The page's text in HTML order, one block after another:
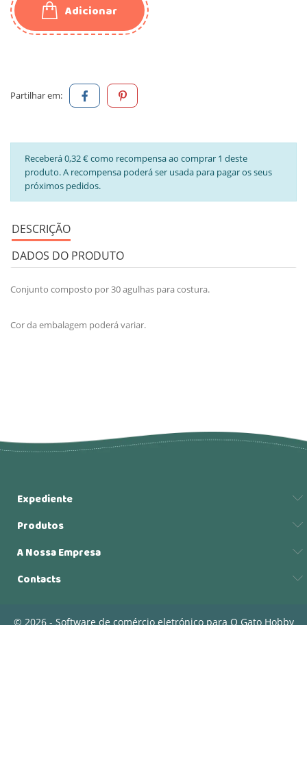
Adicionar
Partilhar em:
Receberá 0,32 € como recompensa ao comprar 1 deste
produto. A recompensa poderá ser usada para pagar os seus
próximos pedidos.
DESCRIÇÃO
DADOS DO PRODUTO
Conjunto composto por 30 agulhas para costura.
Cor da embalagem poderá variar.
Expediente
Produtos
A Nossa Empresa
Contacts
© 2026 - Software de comércio eletrónico para O Gato Hobby